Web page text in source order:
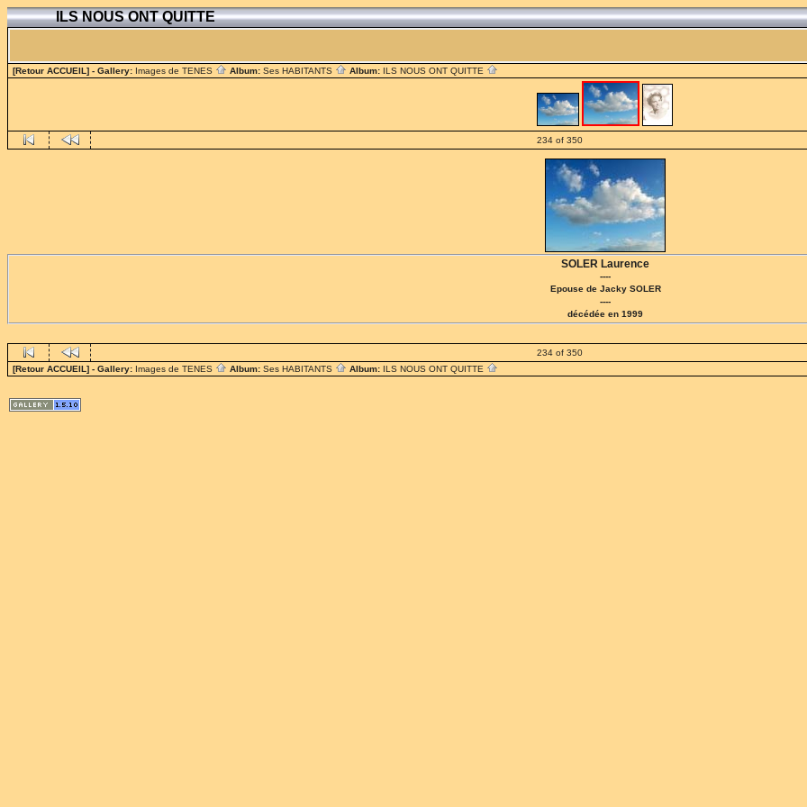
ILS NOUS ONT QUITTE
[Retour ACCUEIL] - Gallery: Images de TENES Album: Ses HABITANTS Album: ILS NOUS ONT QUITTE
234 of 350
SOLER Laurence
----
Epouse de Jacky SOLER
----
décédée en 1999
234 of 350
[Retour ACCUEIL] - Gallery: Images de TENES Album: Ses HABITANTS Album: ILS NOUS ONT QUITTE